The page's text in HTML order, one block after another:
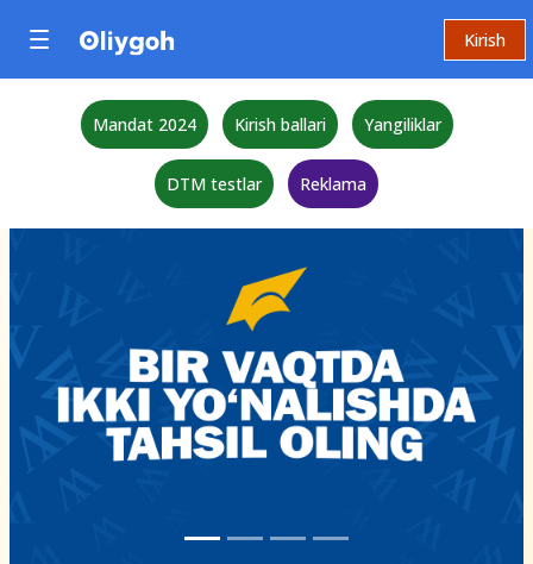
Kirish
Mandat 2024 Kirish ballari Yangiliklar
DTM testlar Reklama